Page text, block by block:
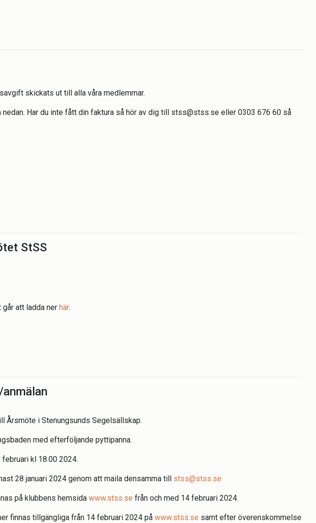
skickats ut till alla våra medlemmar.
Har du inte fått din faktura så hör av dig till stss@stss.se eller 0303 676 60 så
StSS
att ladda ner här.
Årsmöte i Stenungsunds Segelsällskap.
med efterföljande pyttipanna.
kl 18.00 2024.
28 januari 2024 genom att maila densamma till stss@stss.se
på klubbens hemsida www.stss.se från och med 14 februari 2024.
finnas tillgängliga från 14 februari 2024 på www.stss.se samt efter överenskommelse